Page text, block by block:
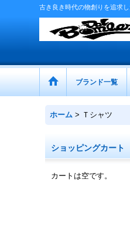
古き良き時代の物創りを追求
ブランド一覧
ホーム > Ｔシャツ
ショッピングカート
カートは空です。